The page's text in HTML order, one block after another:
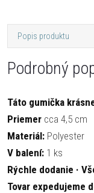
Popis produktu
Podrobný
Táto gumička
Priemer cca 4,5 cm
Materiál: Polyester
V balení: 1 ks
Rýchle dodanie ·
Tovar expedujeme